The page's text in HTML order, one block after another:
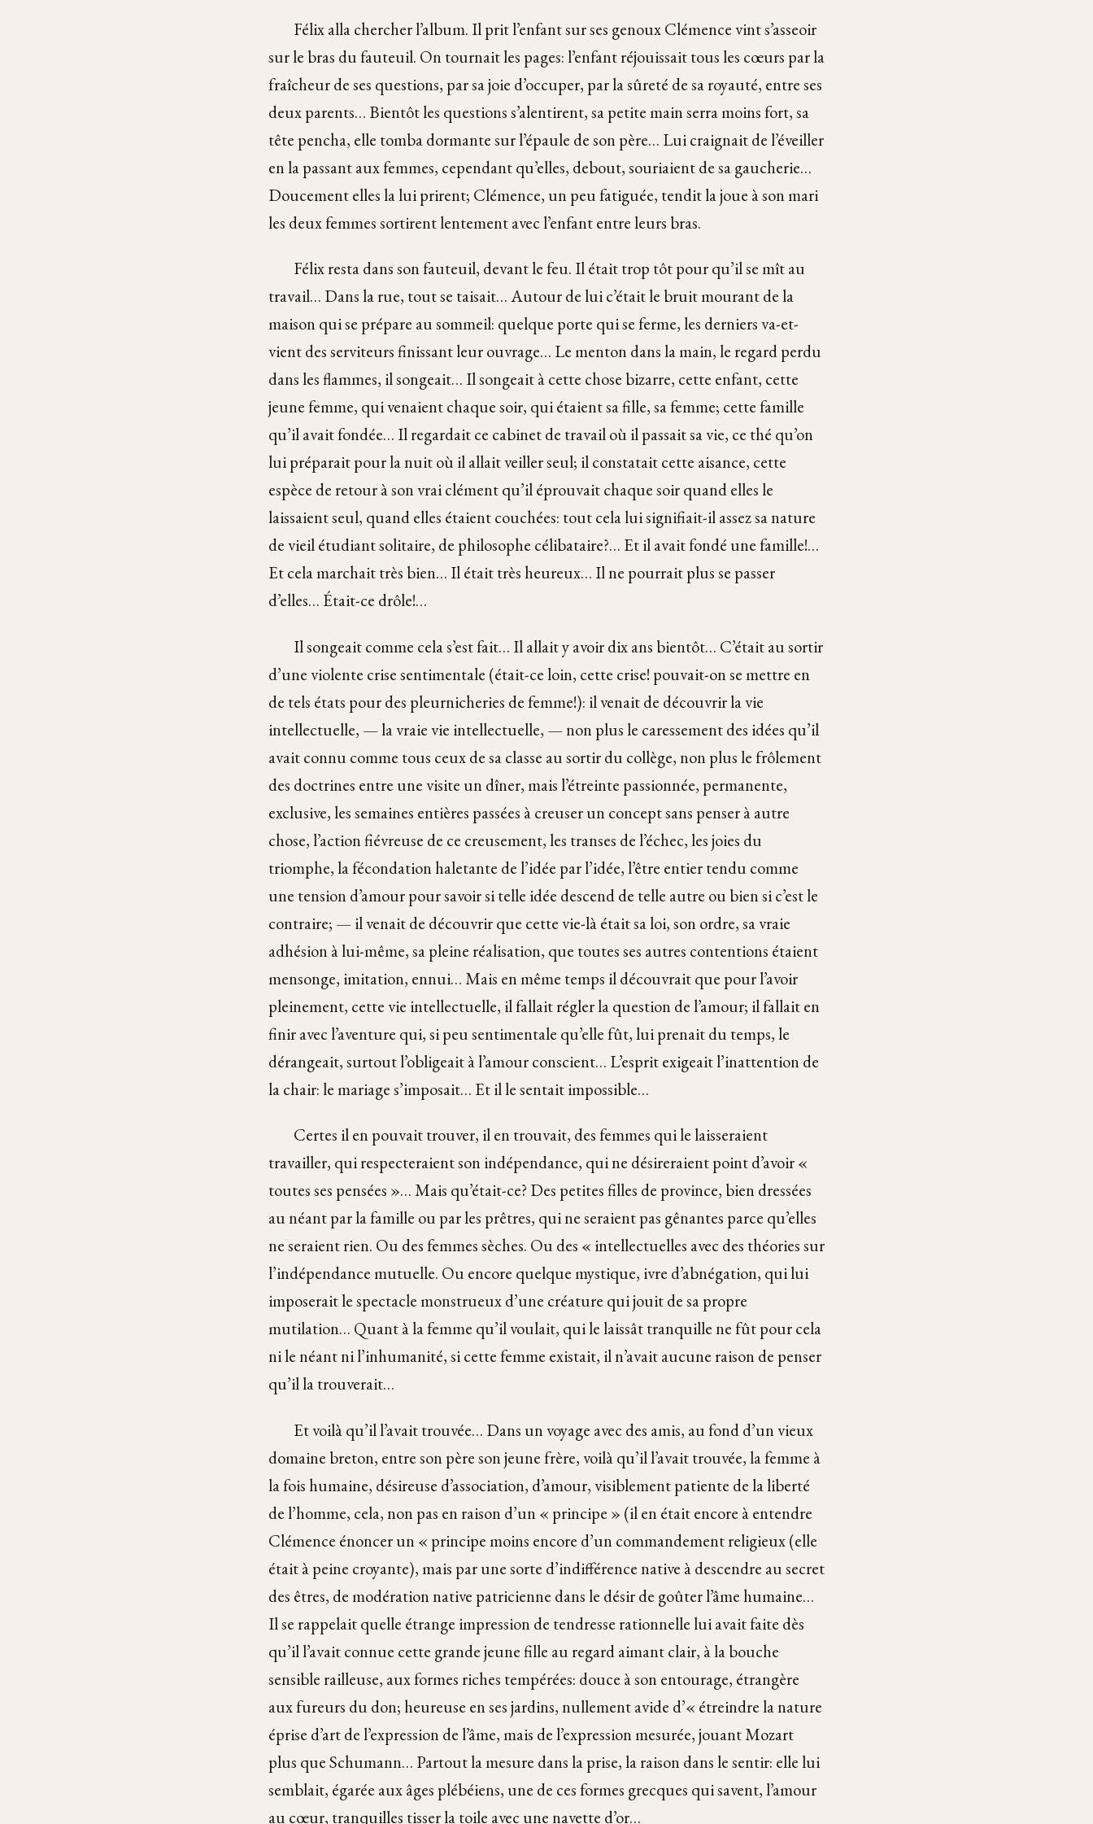
Félix alla chercher l’album. Il prit l’enfant sur ses genoux Clémence vint s’asseoir
sur le bras du fauteuil. On tournait les pages: l’enfant réjouissait tous les cœurs par la
fraîcheur de ses questions, par sa joie d’occuper, par la sûreté de sa royauté, entre ses
deux parents… Bientôt les questions s’alentirent, sa petite main serra moins fort, sa
tête pencha, elle tomba dormante sur l’épaule de son père… Lui craignait de l’éveiller
en la passant aux femmes, cependant qu’elles, debout, souriaient de sa gaucherie…
Doucement elles la lui prirent; Clémence, un peu fatiguée, tendit la joue à son mari
les deux femmes sortirent lentement avec l’enfant entre leurs bras.
Félix resta dans son fauteuil, devant le feu. Il était trop tôt pour qu’il se mît au
travail… Dans la rue, tout se taisait… Autour de lui c’était le bruit mourant de la
maison qui se prépare au sommeil: quelque porte qui se ferme, les derniers va-et-
vient des serviteurs finissant leur ouvrage… Le menton dans la main, le regard perdu
dans les flammes, il songeait… Il songeait à cette chose bizarre, cette enfant, cette
jeune femme, qui venaient chaque soir, qui étaient sa fille, sa femme; cette famille
qu’il avait fondée… Il regardait ce cabinet de travail où il passait sa vie, ce thé qu’on
lui préparait pour la nuit où il allait veiller seul; il constatait cette aisance, cette
espèce de retour à son vrai clément qu’il éprouvait chaque soir quand elles le
laissaient seul, quand elles étaient couchées: tout cela lui signifiait-il assez sa nature
de vieil étudiant solitaire, de philosophe célibataire?… Et il avait fondé une famille!…
Et cela marchait très bien… Il était très heureux… Il ne pourrait plus se passer
d’elles… Était-ce drôle!…
Il songeait comme cela s’est fait… Il allait y avoir dix ans bientôt… C’était au sortir
d’une violente crise sentimentale (était-ce loin, cette crise! pouvait-on se mettre en
de tels états pour des pleurnicheries de femme!): il venait de découvrir la vie
intellectuelle, — la vraie vie intellectuelle, — non plus le caressement des idées qu’il
avait connu comme tous ceux de sa classe au sortir du collège, non plus le frôlement
des doctrines entre une visite un dîner, mais l’étreinte passionnée, permanente,
exclusive, les semaines entières passées à creuser un concept sans penser à autre
chose, l’action fiévreuse de ce creusement, les transes de l’échec, les joies du
triomphe, la fécondation haletante de l’idée par l’idée, l’être entier tendu comme
une tension d’amour pour savoir si telle idée descend de telle autre ou bien si c’est le
contraire; — il venait de découvrir que cette vie-là était sa loi, son ordre, sa vraie
adhésion à lui-même, sa pleine réalisation, que toutes ses autres contentions étaient
mensonge, imitation, ennui… Mais en même temps il découvrait que pour l’avoir
pleinement, cette vie intellectuelle, il fallait régler la question de l’amour; il fallait en
finir avec l’aventure qui, si peu sentimentale qu’elle fût, lui prenait du temps, le
dérangeait, surtout l’obligeait à l’amour conscient… L’esprit exigeait l’inattention de
la chair: le mariage s’imposait… Et il le sentait impossible…
Certes il en pouvait trouver, il en trouvait, des femmes qui le laisseraient
travailler, qui respecteraient son indépendance, qui ne désireraient point d’avoir «
toutes ses pensées »… Mais qu’était-ce? Des petites filles de province, bien dressées
au néant par la famille ou par les prêtres, qui ne seraient pas gênantes parce qu’elles
ne seraient rien. Ou des femmes sèches. Ou des « intellectuelles avec des théories sur
l’indépendance mutuelle. Ou encore quelque mystique, ivre d’abnégation, qui lui
imposerait le spectacle monstrueux d’une créature qui jouit de sa propre
mutilation… Quant à la femme qu’il voulait, qui le laissât tranquille ne fût pour cela
ni le néant ni l’inhumanité, si cette femme existait, il n’avait aucune raison de penser
qu’il la trouverait…
Et voilà qu’il l’avait trouvée… Dans un voyage avec des amis, au fond d’un vieux
domaine breton, entre son père son jeune frère, voilà qu’il l’avait trouvée, la femme à
la fois humaine, désireuse d’association, d’amour, visiblement patiente de la liberté
de l’homme, cela, non pas en raison d’un « principe » (il en était encore à entendre
Clémence énoncer un « principe moins encore d’un commandement religieux (elle
était à peine croyante), mais par une sorte d’indifférence native à descendre au secret
des êtres, de modération native patricienne dans le désir de goûter l’âme humaine…
Il se rappelait quelle étrange impression de tendresse rationnelle lui avait faite dès
qu’il l’avait connue cette grande jeune fille au regard aimant clair, à la bouche
sensible railleuse, aux formes riches tempérées: douce à son entourage, étrangère
aux fureurs du don; heureuse en ses jardins, nullement avide d’« étreindre la nature
éprise d’art de l’expression de l’âme, mais de l’expression mesurée, jouant Mozart
plus que Schumann… Partout la mesure dans la prise, la raison dans le sentir: elle lui
semblait, égarée aux âges plébéiens, une de ces formes grecques qui savent, l’amour
au cœur, tranquilles tisser la toile avec une navette d’or…